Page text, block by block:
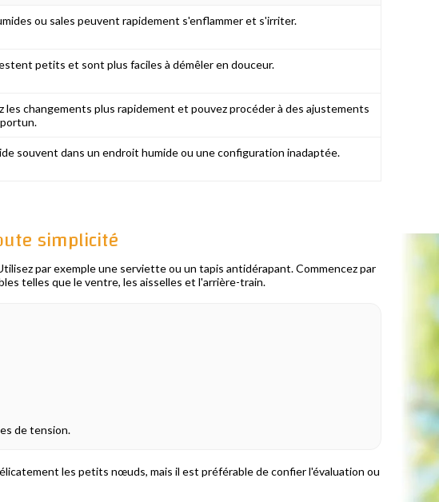
ou sales peuvent rapidement s'enflammer et s'irriter.
petits et sont plus faciles à démêler en douceur.
les changements plus rapidement et pouvez procéder à des ajustements
souvent dans un endroit humide ou une configuration inadaptée.
simplicité
par exemple une serviette ou un tapis antidérapant. Commencez par
telles que le ventre, les aisselles et l'arrière-train.
de tension.
les petits nœuds, mais il est préférable de confier l'évaluation ou